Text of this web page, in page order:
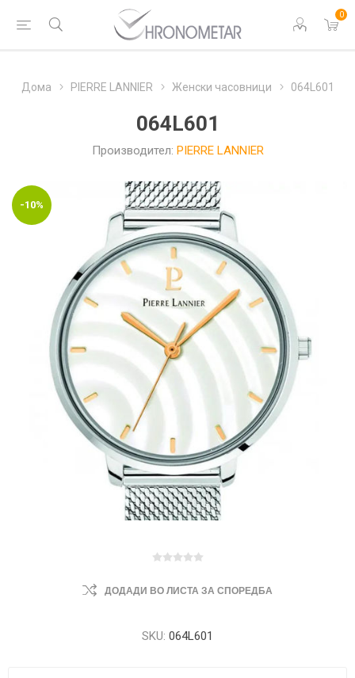
0
Дома PIERRE LANNIER Женски часовници 064L601
064L601
Производител: PIERRE LANNIER
-10%
ДОДАДИ ВО ЛИСТА ЗА СПОРЕДБА
SKU: 064L601